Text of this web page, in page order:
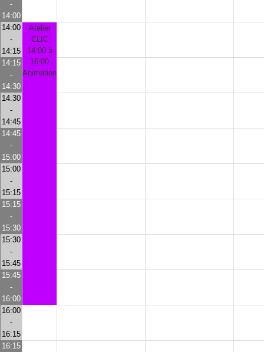
-
14:00
14:00
-
14:15
Atelier
CLIC
14:00 à
16:00
Animation
14:15
-
14:30
14:30
-
14:45
14:45
-
15:00
15:00
-
15:15
15:15
-
15:30
15:30
-
15:45
15:45
-
16:00
16:00
-
16:15
16:15